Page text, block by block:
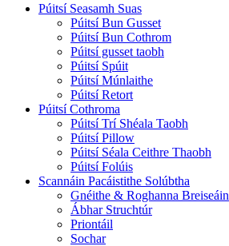
Púitsí Seasamh Suas
Púitsí Bun Gusset
Púitsí Bun Cothrom
Púitsí gusset taobh
Púitsí Spúit
Púitsí Múnlaithe
Púitsí Retort
Púitsí Cothroma
Púitsí Trí Shéala Taobh
Púitsí Pillow
Púitsí Séala Ceithre Thaobh
Púitsí Folúis
Scannáin Pacáistithe Solúbtha
Gnéithe & Roghanna Breiseáin
Ábhar Struchtúr
Priontáil
Sochar